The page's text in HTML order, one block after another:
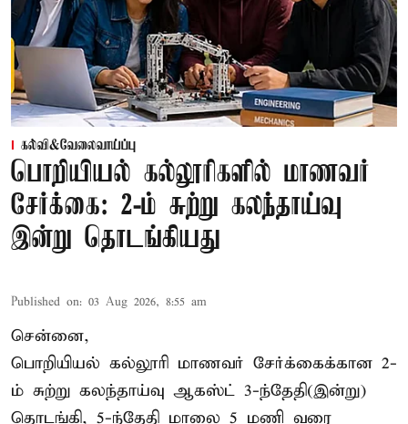
கல்வி&வேலைவாய்ப்பு
பொறியியல் கல்லூரிகளில் மாணவர்
சேர்க்கை: 2-ம் சுற்று கலந்தாய்வு
இன்று தொடங்கியது
Published on: 03 Aug 2026, 8:55 am
சென்னை,
பொறியியல் கல்லூரி மாணவர் சேர்க்கைக்கான 2-
ம் சுற்று கலந்தாய்வு ஆகஸ்ட் 3-ந்தேதி(இன்று)
தொடங்கி, 5-ந்தேதி மாலை 5 மணி வரை